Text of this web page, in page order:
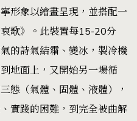
形象以繪畫呈現，並搭配一
歌》。此裝置每15-20分
的詩氣結霜、變冰，製冷機
地面上，又開始另一場循
態（氣體、固體、液體），
實踐的困難，到完全被曲解